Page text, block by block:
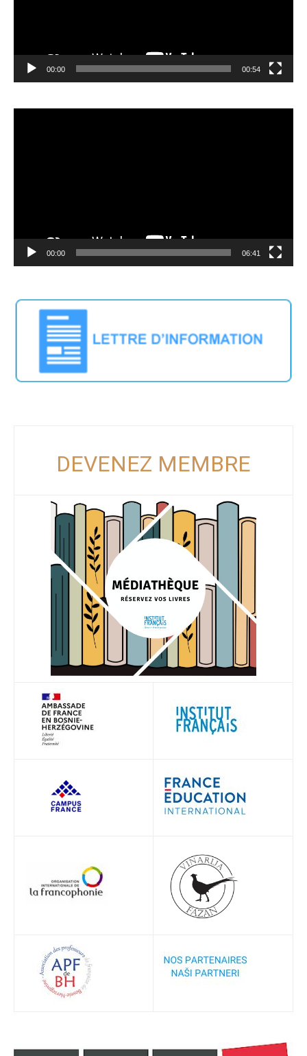
00:00 00:54
00:00 06:41
DEVENEZ MEMBRE